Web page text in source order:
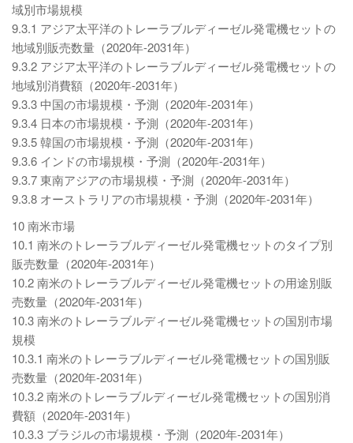
域別市場規模
9.3.1 アジア太平洋のトレーラブルディーゼル発電機セットの
地域別販売数量（2020年-2031年）
9.3.2 アジア太平洋のトレーラブルディーゼル発電機セットの
地域別消費額（2020年-2031年）
9.3.3 中国の市場規模・予測（2020年-2031年）
9.3.4 日本の市場規模・予測（2020年-2031年）
9.3.5 韓国の市場規模・予測（2020年-2031年）
9.3.6 インドの市場規模・予測（2020年-2031年）
9.3.7 東南アジアの市場規模・予測（2020年-2031年）
9.3.8 オーストラリアの市場規模・予測（2020年-2031年）
10 南米市場
10.1 南米のトレーラブルディーゼル発電機セットのタイプ別
販売数量（2020年-2031年）
10.2 南米のトレーラブルディーゼル発電機セットの用途別販
売数量（2020年-2031年）
10.3 南米のトレーラブルディーゼル発電機セットの国別市場
規模
10.3.1 南米のトレーラブルディーゼル発電機セットの国別販
売数量（2020年-2031年）
10.3.2 南米のトレーラブルディーゼル発電機セットの国別消
費額（2020年-2031年）
10.3.3 ブラジルの市場規模・予測（2020年-2031年）